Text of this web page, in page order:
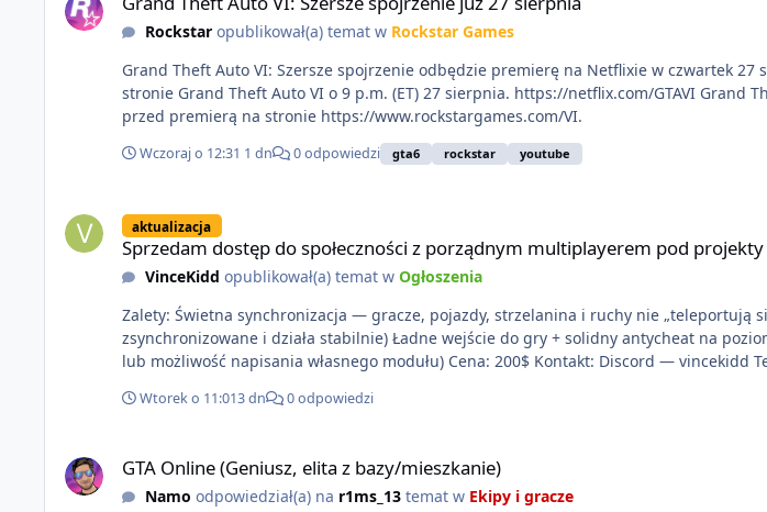
Rockstaropublikował(a) temat w Rockstar Games
Grand Theft Auto VI: Szersze spojrzenie odbędzie premierę na Netflixie w czwartek 27
stronie Grand Theft Auto VI o 9 p.m. (ET) 27 sierpnia. https://netflix.com/GTAVI Grand
przed premierą na stronie https://www.rockstargames.com/VI.
Wczoraj o 12:31 1 dn 0 odpowiedzi gta6 rockstar youtube
aktualizacja
Sprzedam dostęp do społeczności z porządnym multiplayerem pod
VinceKidd opublikował(a) temat w Ogłoszenia
Zalety: Świetna synchronizacja — gracze, pojazdy, strzelanina i ruchy nie „teleportują
zsynchronizowane i działa stabilnie) Ładne wejście do gry + solidny antycheat na
lub możliwość napisania własnego modułu) Cena: 200$
Wtorek o 11:013 dn 0 odpowiedzi
GTA Online (Geniusz, elita z bazy/mieszkanie)
Namo odpowiedział(a) na r1ms_13temat w Ekipy i gracze